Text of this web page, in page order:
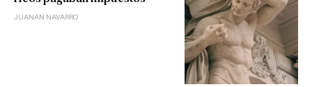
JUANAN NAVARRO